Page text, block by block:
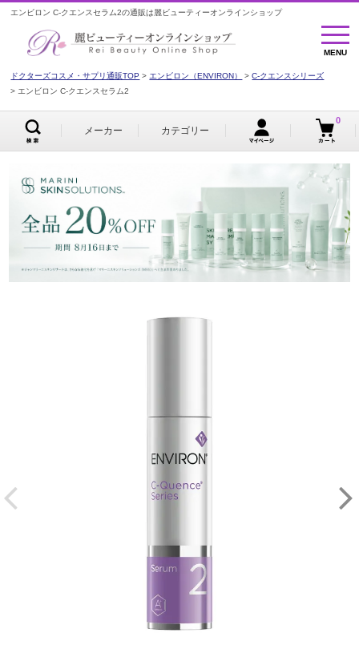
エンビロン C-クエンスセラム2の通販は麗ビューティーオンラインショップ
MENU
MENU
ドクターズコスメ・サプリ通販TOP エンビロン（ENVIRON）
C-クエンスシリーズ
エンビロン C-クエンスセラム2
メーカー カテゴリー
0